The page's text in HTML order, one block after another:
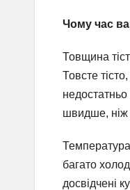
Чому час
Товщина
Товсте
швидше, ніж
Температура
багато
досвідчені